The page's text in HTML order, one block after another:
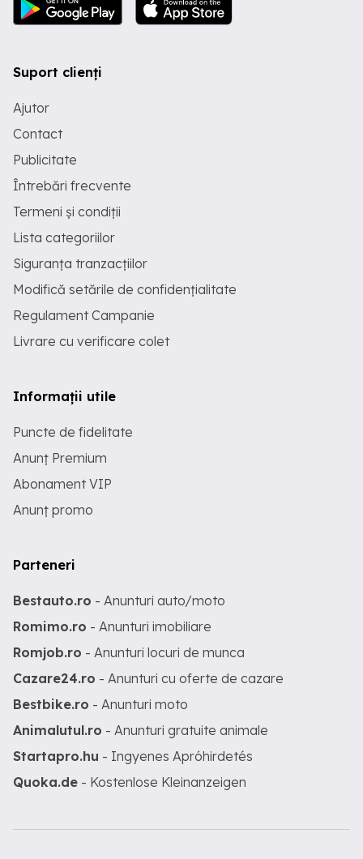
Suport clienți
Ajutor
Contact
Publicitate
Întrebări frecvente
Termeni și condiții
Lista categoriilor
Siguranța tranzacțiilor
Modifică setările de confidențialitate
Regulament Campanie
Livrare cu verificare colet
Informații utile
Puncte de fidelitate
Anunț Premium
Abonament VIP
Anunț promo
Parteneri
Bestauto.ro - Anunturi auto/moto
Romimo.ro - Anunturi imobiliare
Romjob.ro - Anunturi locuri de munca
Cazare24.ro - Anunturi cu oferte de cazare
Bestbike.ro - Anunturi moto
Animalutul.ro - Anunturi gratuite animale
Startapro.hu - Ingyenes Apróhirdetés
Quoka.de - Kostenlose Kleinanzeigen